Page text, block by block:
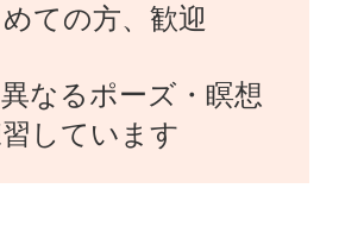
ての方、歓迎
なるポーズ・瞑想
しています